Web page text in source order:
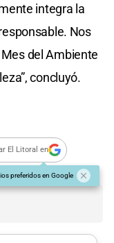
integra la
Nos
del Ambiente
concluyó.
El Litoral en
preferidos en Google